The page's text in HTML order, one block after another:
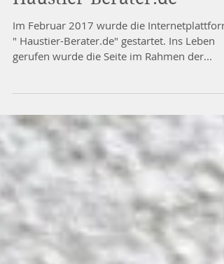
Haustier-Berater.de
Im Februar 2017 wurde die Internetplattform
" Haustier-Berater.de" gestartet. Ins Leben
gerufen wurde die Seite im Rahmen der...